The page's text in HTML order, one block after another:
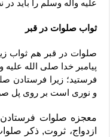
علیه وآله وسلم را باید
ثواب صلوات در قبر
صلوات در قبر هم ثواب
پیامبر خدا صلی الله
فرستید؛ زیرا فرستادن
و نوری است بر روی پل
معجزه صلوات
ازدواج، ثروت, ذکر